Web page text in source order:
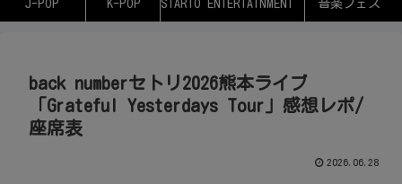
J-POP K-POP STARTO ENTERTAINMENT 音楽フェス
back numberセトリ2026熊本ライブ
「Grateful Yesterdays Tour」感想レポ/
座席表
2026.06.28